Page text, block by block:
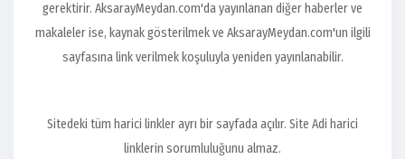
gerektirir. AksarayMeydan.com'da yayınlanan diğer haberler ve
makaleler ise, kaynak gösterilmek ve AksarayMeydan.com'un ilgili
sayfasına link verilmek koşuluyla yeniden yayınlanabilir.
Sitedeki tüm harici linkler ayrı bir sayfada açılır. Site Adi harici
linklerin sorumluluğunu almaz.